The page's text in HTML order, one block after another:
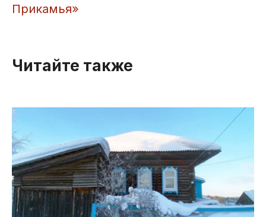
Прикамья»
Читайте также